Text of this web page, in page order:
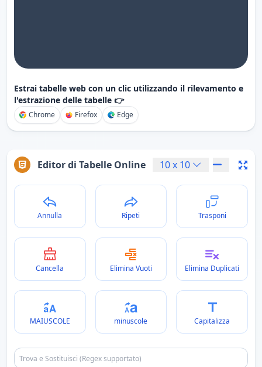
Estrai tabelle web con un clic utilizzando il rilevamento e
l'estrazione delle tabelle 👉
Chrome Firefox Edge
Editor di Tabelle Online 10x 10
Annulla Ripeti Trasponi
Cancella Elimina Vuoti Elimina Duplicati
MAIUSCOLE minuscole Capitalizza